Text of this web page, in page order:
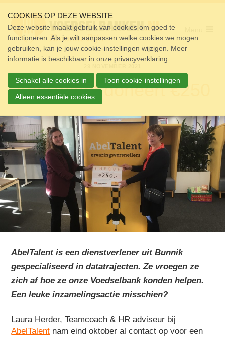
links
over
Spring
naar
de
Spring
naar
de
inhoud
AbelTalent doneert €250
AbelTalent is een dienstverlener uit Bunnik
gespecialiseerd in datatrajecten. Ze vroegen ze
zich af hoe ze onze Voedselbank konden helpen.
Een leuke inzamelingsactie misschien?
Laura Herder, Teamcoach & HR adviseur bij
AbelTalent nam eind oktober al contact op voor een
Home
Pakket
Doneren
Vrijwilligers
Doneer
Contact
COOKIES OP DEZE WEBSITE
Deze website maakt gebruik van cookies om goed te
functioneren. Als je wilt aanpassen welke cookies we mogen
gebruiken, kan je jouw cookie-instellingen wijzigen. Meer
informatie is beschikbaar in onze privacyverklaring
Schakel alle cookies in Toon cookie-instellingen
Alleen essentiële cookies